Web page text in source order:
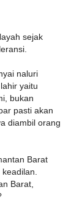
sejak
naluri
yaitu
bukan
pasti akan
diambil orang
Barat
Barat,